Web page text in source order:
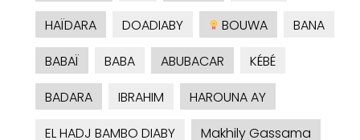
HAÏDARA
DOADIABY BOUWA
BANA
BABAÏ
BABA ABUBACAR
KÉBÉ
BADARA
IBRAHIM
HAROUNA AY
EL HADJ BAMBO DIABY
Makhily Gassama